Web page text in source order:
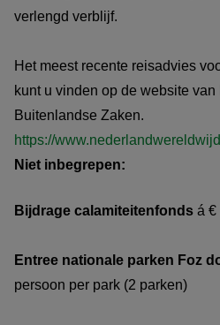
verlengd verblijf.
Het meest recente reisadvies
kunt u vinden op de website
Buitenlandse Zaken.
https://
Niet inbegrepen:
Bijdrage calamiteitenfonds á €
Entree nationale parken Foz
persoon per park (2 parken)